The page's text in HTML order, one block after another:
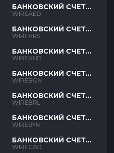
БАНКОВСКИЙ СЧЕТ
AED
WIREAED
БАНКОВСКИЙ СЧЕТ
ARS
WIREARS
БАНКОВСКИЙ СЧЕТ
AUD
WIREAUD
БАНКОВСКИЙ СЧЕТ
BGN
WIREBGN
БАНКОВСКИЙ СЧЕТ
BRL
WIREBRL
БАНКОВСКИЙ СЧЕТ
BYN
WIREBYN
БАНКОВСКИЙ СЧЕТ
CAD
WIRECAD